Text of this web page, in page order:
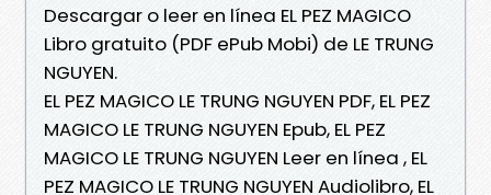
Descargar o leer en línea EL PEZ MAGICO
Libro gratuito (PDF ePub Mobi) de LE TRUNG
NGUYEN.
EL PEZ MAGICO LE TRUNG NGUYEN PDF, EL PEZ
MAGICO LE TRUNG NGUYEN Epub, EL PEZ
MAGICO LE TRUNG NGUYEN Leer en línea , EL
PEZ MAGICO LE TRUNG NGUYEN Audiolibro, EL